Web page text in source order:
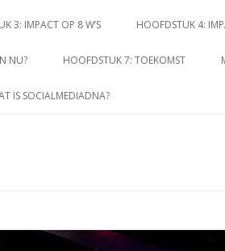
3: IMPACT OP 8 W’S HOOFDSTUK 4:
NU? HOOFDSTUK 7: TOEKOMST
IS SOCIALMEDIADNA?